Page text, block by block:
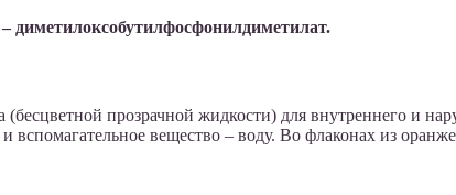
диметилоксобутилфосфонилдиметилат.
прозрачной жидкости) для внутреннего и
вспомагательное вещество – воду. Во флаконах из